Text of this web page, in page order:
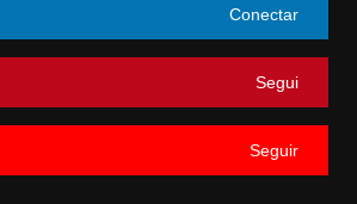
Conectar
Segui
Seguir